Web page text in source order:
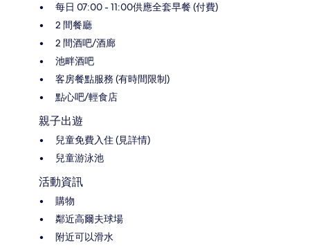
每日 07:00 - 11:00供應全套早餐 (付費)
2 間餐廳
2 間酒吧/酒廊
池畔酒吧
客房餐點服務 (有時間限制)
點心吧/輕食店
親子出遊
兒童免費入住 (見詳情)
兒童游泳池
活動資訊
購物
鄰近高爾夫球場
附近可以滑水